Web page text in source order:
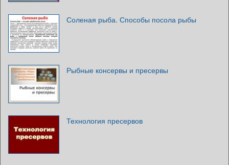
Соленая рыба. Способы посола рыбы
Рыбные консервы и пресервы
Технология пресервов